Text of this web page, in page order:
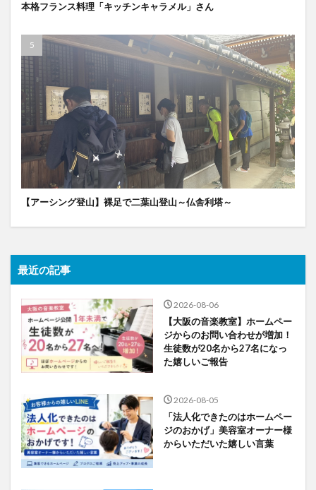
本格フランス料理「キッチンキャラメル」さん
【アーシング登山】裸足で二葉山登山～仏舎利塔～
最近の記事
2026-08-06
【大阪の音楽教室】ホームペー
ジからのお問い合わせが増加！
生徒数が20名から27名になっ
た嬉しいご報告
2026-08-05
「法人化できたのはホームペー
ジのおかげ」美容室オーナー様
からいただいた嬉しい言葉